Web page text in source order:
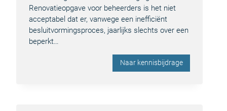
Renovatieopgave voor beheerders is het niet
acceptabel dat er, vanwege een inefficiënt
besluitvormingsproces, jaarlijks slechts over een
beperkt…
Naar kennisbijdrage